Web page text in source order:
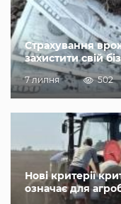
Страхування
захистити свій
7 липня 502
Нові критерії
означає для